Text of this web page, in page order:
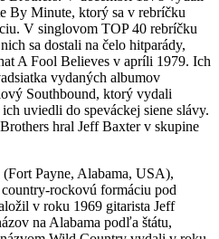
By Minute, ktorý sa v rebríčku
V singlovom TOP 40 rebríčku
sa dostali na čelo hitparády,
A Fool Believes v apríli 1979. Ich
vydaných albumov
Southbound, ktorý vydali
uviedli do speváckej siene slávy.
hral Jeff Baxter v skupine
Payne, Alabama, USA),
rockovú formáciu pod
v roku 1969 gitarista Jeff
na Alabama podľa štátu,